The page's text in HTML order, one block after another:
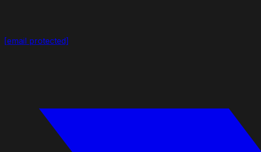
[email protected]